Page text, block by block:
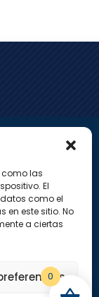
como las
El
como el
este sitio. No
a ciertas
0